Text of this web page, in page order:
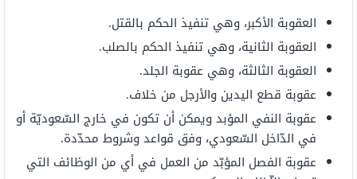
العقوبة الأكبر، وهي تنفيذ الحكم بالقتل.
العقوبة الثانية، وهي تنفيذ الحكم بالصلب.
العقوبة الثالثة، وهي عقوبة الجلد.
عقوبة قطع اليدين والأرجل من خلاف.
عقوبة النفي المؤبد ويمكن أن تكون في خارج السّعوديّة أو
في الدّاخل السّعودي، وفق قواعد وشروط محدّدة.
عقوبة الفصل المؤبّد من العمل في أي من الوظائف التي